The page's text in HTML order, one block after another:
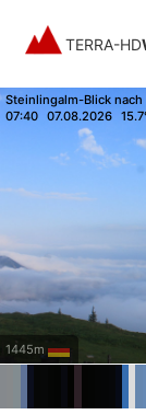
TERRA-HD
Steinlingalm-Blick
07:40 07.08.2026
1445m